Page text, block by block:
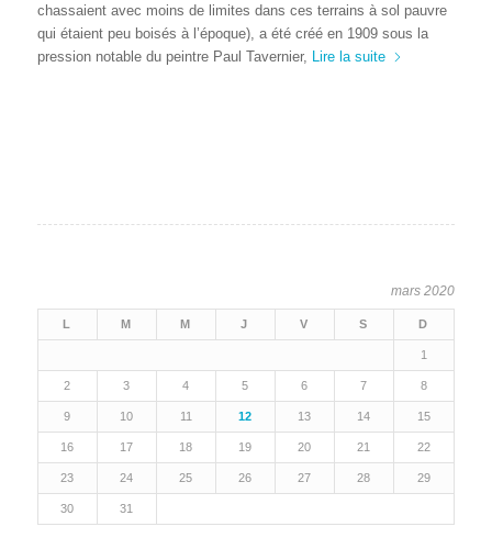
chassaient avec moins de limites dans ces terrains à sol pauvre
qui étaient peu boisés à l’époque), a été créé en 1909 sous la
pression notable du peintre Paul Tavernier, Lire la suite
mars 2020
L M M J V S D
1
2 3 4 5 6 7 8
9 10 11 12 13 14 15
16 17 18 19 20 21 22
23 24 25 26 27 28 29
30 31